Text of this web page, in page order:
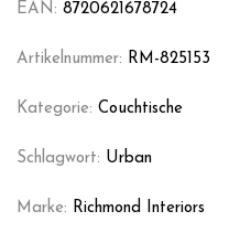
EAN: 8720621678724
Artikelnummer: RM-825153
Kategorie: Couchtische
Schlagwort: Urban
Marke: Richmond Interiors